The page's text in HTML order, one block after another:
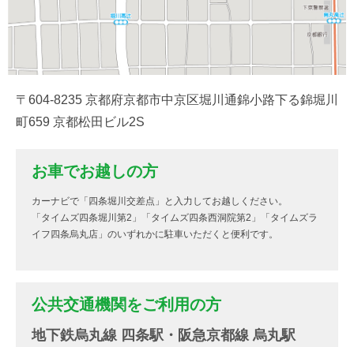
〒604-8235 京都府京都市中京区堀川通錦小路下る錦堀川
町659 京都松田ビル2S
お車でお越しの方
カーナビで「四条堀川交差点」と入力してお越しください。
「タイムズ四条堀川第2」「タイムズ四条西洞院第2」「タイムズラ
イフ四条烏丸店」のいずれかに駐車いただくと便利です。
公共交通機関をご利用の方
地下鉄烏丸線 四条駅・阪急京都線 烏丸駅